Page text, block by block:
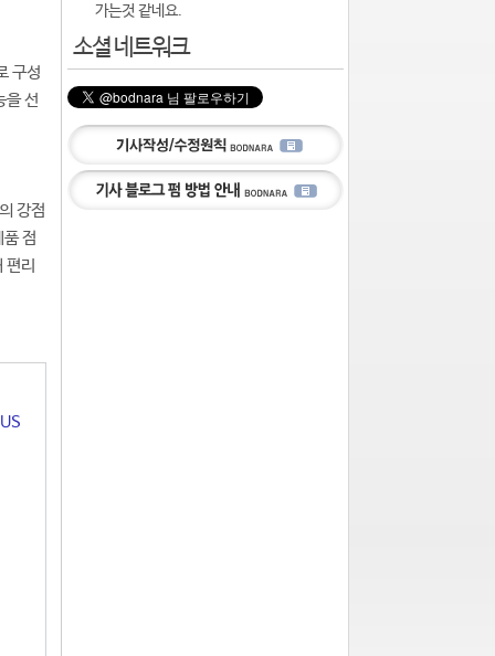
구성
을 선
강점
점
편리
가는것 같네요.
소셜 네트워크